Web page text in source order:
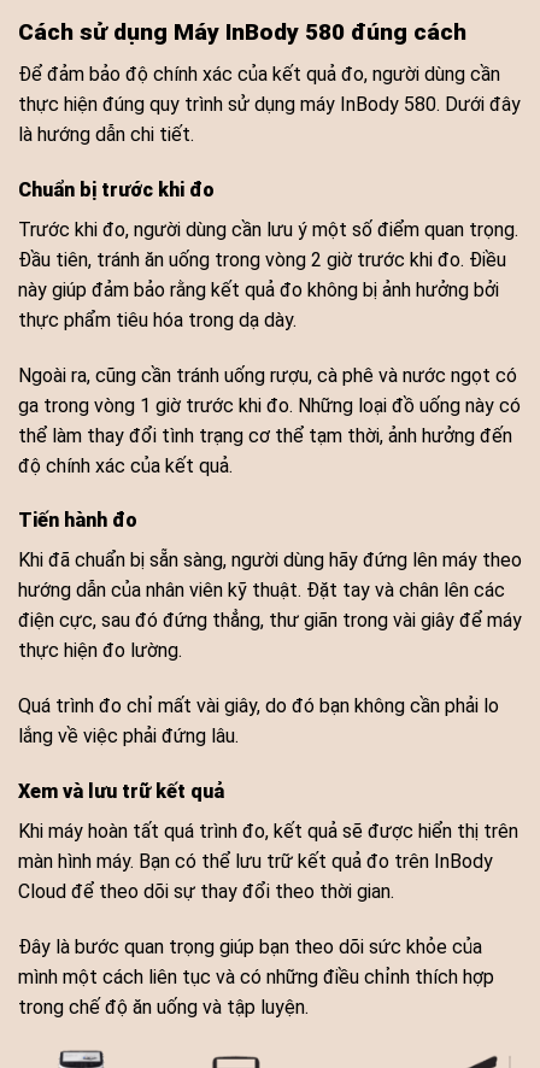
Cách sử dụng Máy InBody 580 đúng cách
Để đảm bảo độ chính xác của kết quả đo, người dùng cần
thực hiện đúng quy trình sử dụng máy InBody 580. Dưới đây
là hướng dẫn chi tiết.
Chuẩn bị trước khi đo
Trước khi đo, người dùng cần lưu ý một số điểm quan trọng.
Đầu tiên, tránh ăn uống trong vòng 2 giờ trước khi đo. Điều
này giúp đảm bảo rằng kết quả đo không bị ảnh hưởng bởi
thực phẩm tiêu hóa trong dạ dày.
Ngoài ra, cũng cần tránh uống rượu, cà phê và nước ngọt có
ga trong vòng 1 giờ trước khi đo. Những loại đồ uống này có
thể làm thay đổi tình trạng cơ thể tạm thời, ảnh hưởng đến
độ chính xác của kết quả.
Tiến hành đo
Khi đã chuẩn bị sẵn sàng, người dùng hãy đứng lên máy theo
hướng dẫn của nhân viên kỹ thuật. Đặt tay và chân lên các
điện cực, sau đó đứng thẳng, thư giãn trong vài giây để máy
thực hiện đo lường.
Quá trình đo chỉ mất vài giây, do đó bạn không cần phải lo
lắng về việc phải đứng lâu.
Xem và lưu trữ kết quả
Khi máy hoàn tất quá trình đo, kết quả sẽ được hiển thị trên
màn hình máy. Bạn có thể lưu trữ kết quả đo trên InBody
Cloud để theo dõi sự thay đổi theo thời gian.
Đây là bước quan trọng giúp bạn theo dõi sức khỏe của
mình một cách liên tục và có những điều chỉnh thích hợp
trong chế độ ăn uống và tập luyện.